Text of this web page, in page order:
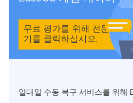
무료 평가를 위해 전문가에
기를 클릭하십시오.
일대일 수동 복구 서비스를 위해